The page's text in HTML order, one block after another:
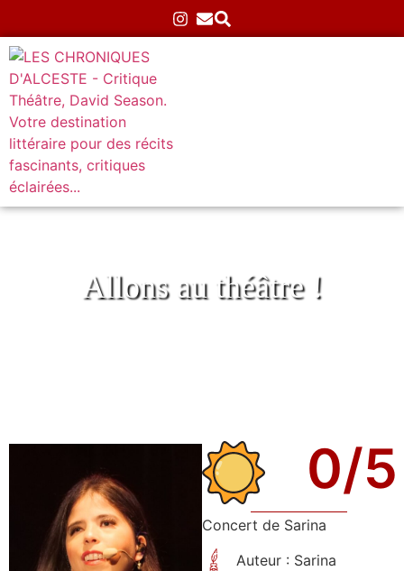
Allons au théâtre !
0/5
Concert de Sarina
Auteur : Sarina